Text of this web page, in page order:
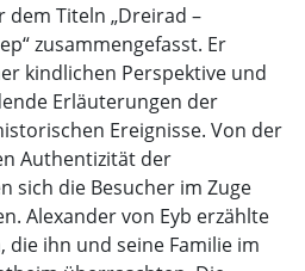
dem Titeln „Dreirad –
zusammengefasst. Er
kindlichen Perspektive und
Erläuterungen der
Ereignisse. Von der
Authentizität der
sich die Besucher im Zuge
Alexander von Eyb erzählte
die ihn und seine Familie im